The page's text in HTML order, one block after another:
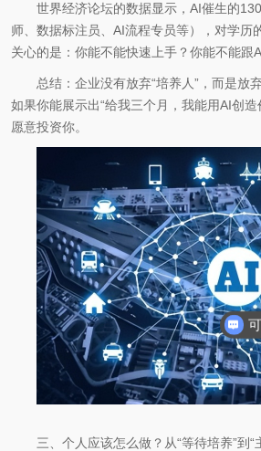
世界经济论坛的数据显示，AI催生的
师、数据标注员、AI流程专员等），对学历
关心的是：你能不能快速上手？你能不能跟
总结：企业没有放弃“培养人”，而是放
如果你能展示出“给我三个月，我能用AI创
愿意投资你。
三、个人应该怎么做？从“等待培养”到“